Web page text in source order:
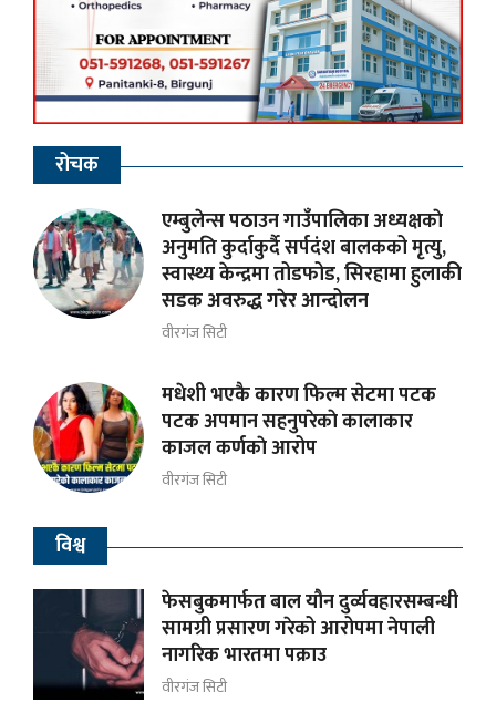
रोचक
एम्बुलेन्स पठाउन गाउँपालिका अध्यक्षकाे
अनुमति कुर्दाकुर्दै सर्पदंश बालकको मृत्यु,
स्वास्थ्य केन्द्रमा तोडफोड, सिरहामा हुलाकी
सडक अवरुद्ध गरेर आन्दोलन
वीरगंज सिटी
मधेशी भएकै कारण फिल्म सेटमा पटक
पटक अपमान सहनुपरेकाे कालाकार
काजल कर्णकाे आरोप
वीरगंज सिटी
विश्व
फेसबुकमार्फत बाल यौन दुर्व्यवहारसम्बन्धी
सामग्री प्रसारण गरेको आरोपमा नेपाली
नागरिक भारतमा पक्राउ
वीरगंज सिटी